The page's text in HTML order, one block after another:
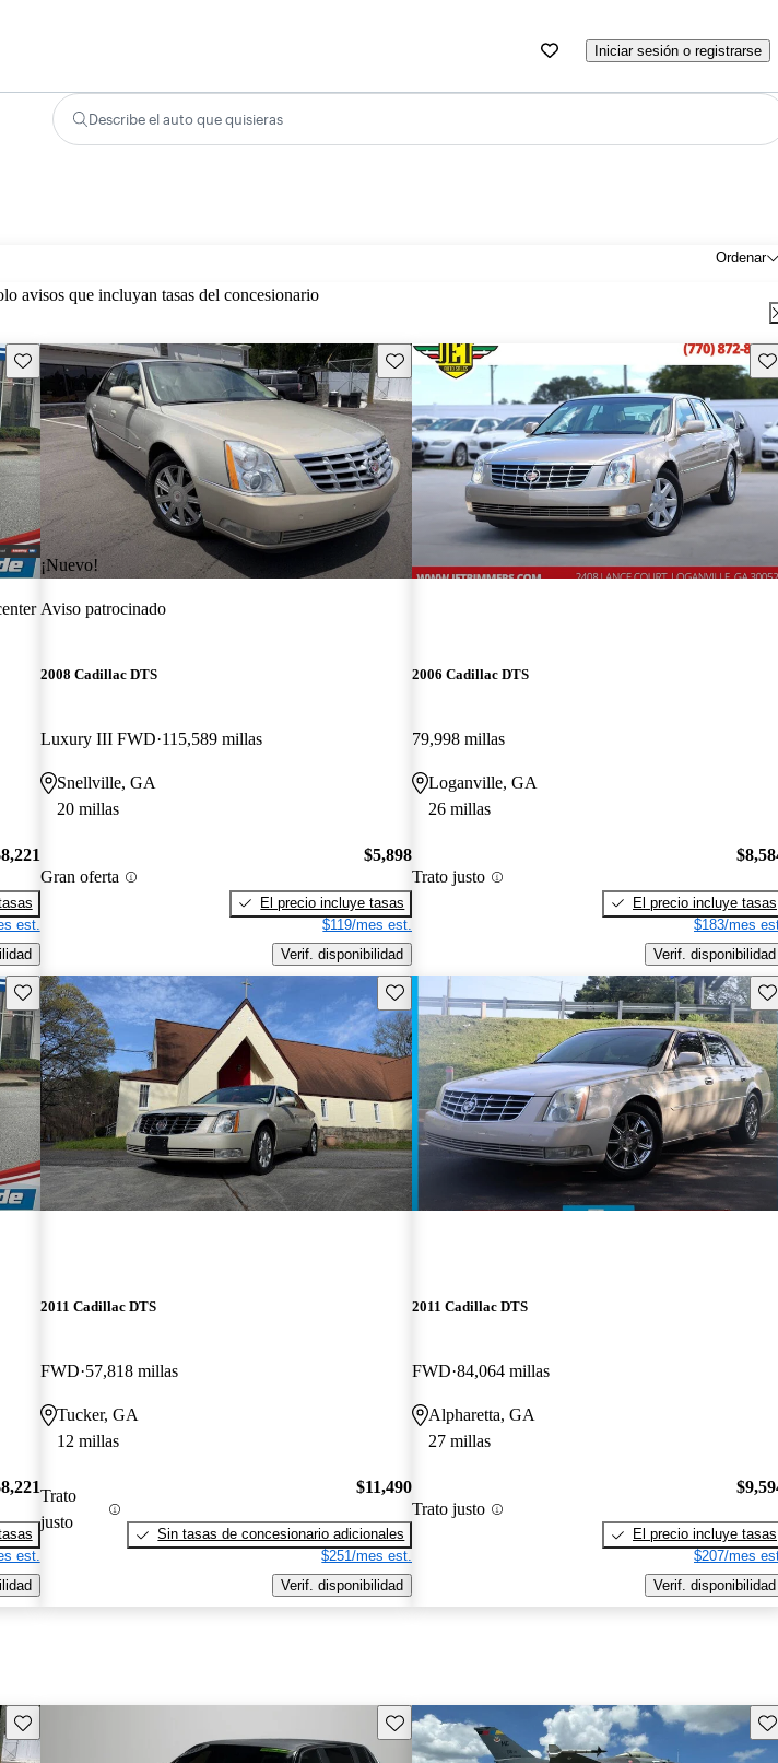
Iniciar sesión o registrarse
Describe el auto que quisieras
Ordenar
avisos que incluyan tasas del concesionario
Guarda este Aviso
est.
¡Nuevo!
Guarda este Aviso
Aviso patrocinado
2008 Cadillac DTS
Luxury III FWD 115,589 millas
Snellville, GA
20 millas
Gran oferta
$5,898
El precio incluye tasas
$119/mes est.
Verif. disponibilidad
2006 Cadillac DTS
79,998 millas
Loganville, GA
26 millas
Trato justo
El precio incluye tasas
$183/mes
Verif. disponibilidad
Guarda este Aviso
est.
Guarda este Aviso
2011 Cadillac DTS
FWD 57,818 millas
Tucker, GA
12 millas
Trato
justo
$11,490
Sin tasas de concesionario adicionales
$251/mes est.
Verif. disponibilidad
2011 Cadillac DTS
FWD 84,064 millas
Alpharetta, GA
27 millas
Trato justo
El precio incluye tasas
$207/mes
Verif. disponibilidad
Guarda este Aviso Guarda este Aviso